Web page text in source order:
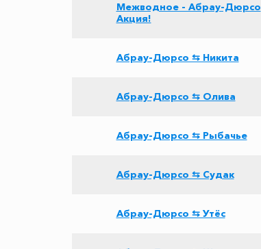
Межводное - Абрау-Дюрсо
Акция!
Абрау-Дюрсо ⇆ Никита
Абрау-Дюрсо ⇆ Олива
Абрау-Дюрсо ⇆ Рыбачье
Абрау-Дюрсо ⇆ Судак
Абрау-Дюрсо ⇆ Утёс